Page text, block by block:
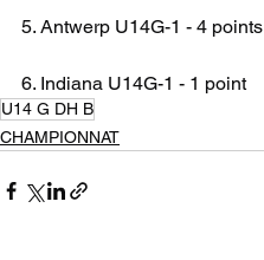
5. Antwerp U14G-1 - 4 points
6. Indiana U14G-1 - 1 point
U14 G DH B
CHAMPIONNAT